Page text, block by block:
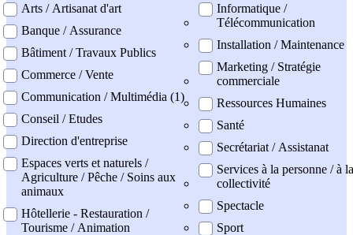
Arts / Artisanat d'art
Banque / Assurance
Bâtiment / Travaux Publics
Commerce / Vente
Communication / Multimédia (1)
Conseil / Etudes
Direction d'entreprise
Espaces verts et naturels /
Agriculture / Pêche / Soins aux
animaux
Hôtellerie - Restauration /
Tourisme / Animation
Informatique /
Télécommunication
Installation / Maintenance
Marketing / Stratégie
commerciale
Ressources Humaines
Santé
Secrétariat / Assistanat
Services à la personne / à la
collectivité
Spectacle
Sport